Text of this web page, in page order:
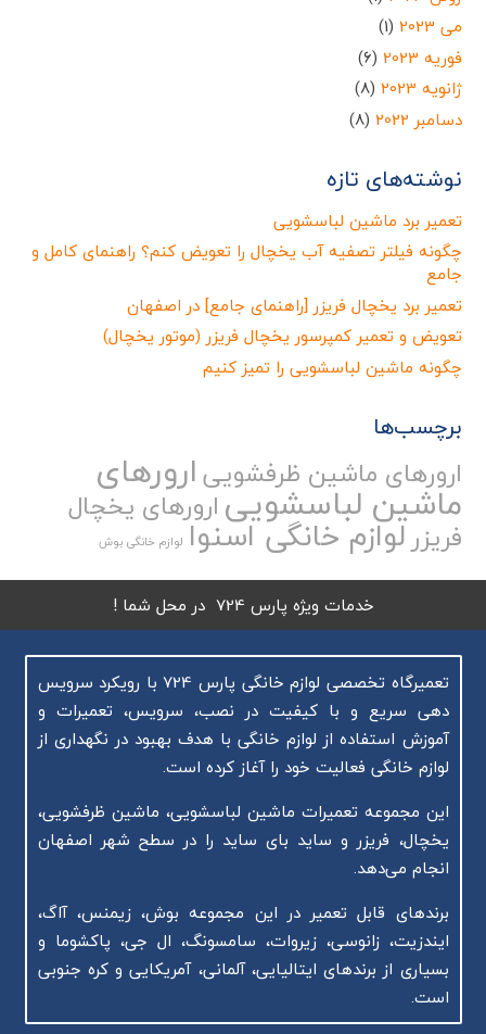
می 2023
(1)
فوریه 2023
(6)
ژانویه 2023
(8)
دسامبر 2022
(8)
نوشته‌های تازه
تعمیر برد ماشین لباسشویی
چگونه فیلتر تصفیه آب یخچال را تعویض کنم؟ راهنمای کامل و
جامع
تعمیر برد یخچال فریزر [راهنمای جامع] در اصفهان
تعویض و تعمیر کمپرسور یخچال فریزر (موتور یخچال)
چگونه ماشین لباسشویی را تمیز کنیم
برچسب‌ها
ارورهای ماشین ظرفشوییارورهای
ماشین لباسشوییارورهای یخچال
فریزر لوازم خانگی اسنوا لوازم خانگی بوش
خدمات ویژه پارس 724 در محل شما !
تعمیرگاه تخصصی لوازم خانگی پارس 724 با رویکرد سرویس
دهی سریع و با کیفیت در نصب، سرویس، تعمیرات و
آموزش استفاده از لوازم خانگی با هدف بهبود در نگهداری از
لوازم خانگی فعالیت خود را آغاز کرده است.
این مجموعه تعمیرات ماشین لباسشویی، ماشین ظرفشویی،
یخچال، فریزر و ساید بای ساید را در سطح شهر اصفهان
انجام می‌دهد.
برندهای قابل تعمیر در این مجموعه بوش، زیمنس، آاگ،
ایندزیت، زانوسی، زیروات، سامسونگ، ال جی، پاکشوما و
بسیاری از برندهای ایتالیایی، آلمانی، آمریکایی و کره جنوبی
است.